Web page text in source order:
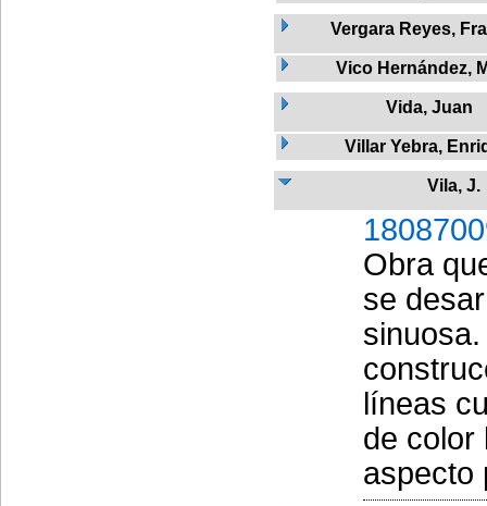
Vergara Reyes,
Vico Hernández,
Vida, Juan
Villar Yebra,
Vila, J.
Obra
se
líneas
de color
aspecto